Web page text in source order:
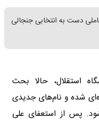
دست به انتخابی جنجالی
استقلال، حالا بحث
شده و نام‌های جدیدی
پس از استعفای علی